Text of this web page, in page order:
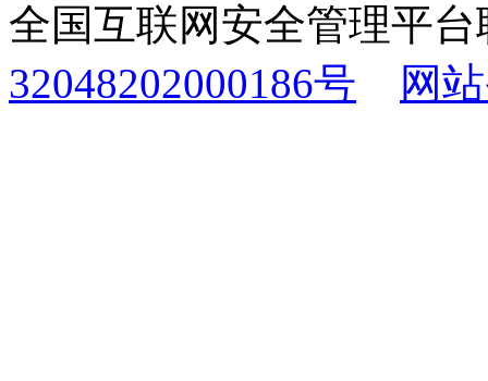
全国互联网安全管理平
32048202000186号
网